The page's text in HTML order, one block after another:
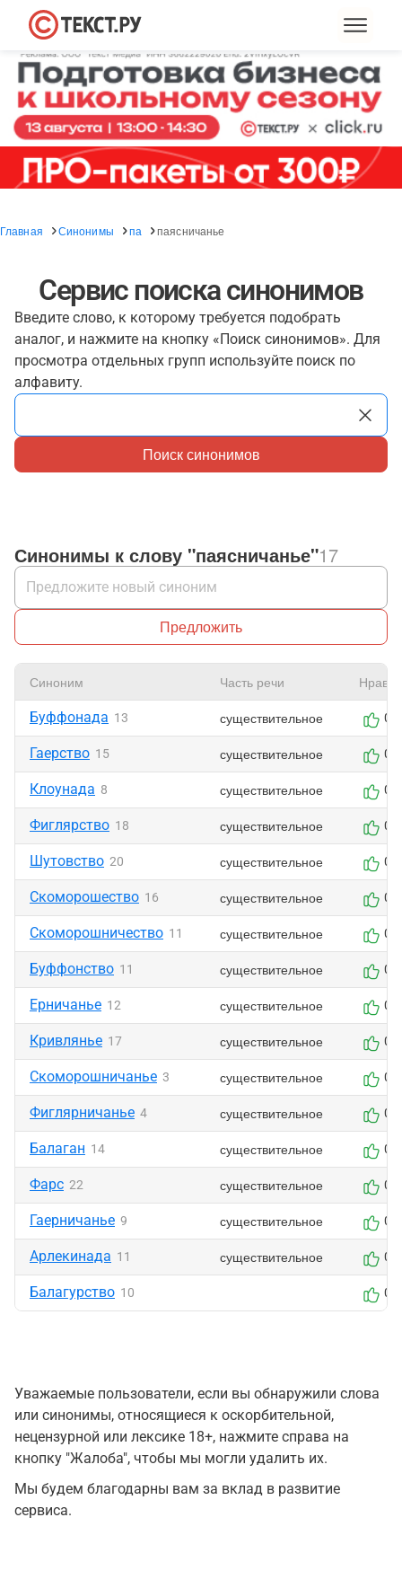
Главная Синонимы па паясничанье
Сервис поиска синонимов
Введите слово, к которому требуется подобрать
аналог, и нажмите на кнопку «Поиск синонимов». Для
просмотра отдельных групп используйте поиск по
алфавиту.
Поиск синонимов
Синонимы к слову "паясничанье"17
Предложить
Синоним Часть речи
Буффонада 13 существительное 0
Гаерство 15 существительное 0
Клоунада 8 существительное 0
Фиглярство 18 существительное 0
Шутовство 20 существительное 0
Скоморошество 16 существительное 0
Скоморошничество 11 существительное 0
Буффонство 11 существительное 0
Ерничанье 12 существительное 0
Кривлянье 17 существительное 0
Скоморошничанье 3 существительное 0
Фиглярничанье 4 существительное 0
Балаган 14 существительное 0
Фарс 22 существительное 0
Гаерничанье 9 существительное 0
Арлекинада 11 существительное 0
Балагурство 10 0
Уважаемые пользователи, если вы обнаружили слова
или синонимы, относящиеся к оскорбительной,
нецензурной или лексике 18+, нажмите справа на
кнопку "Жалоба", чтобы мы могли удалить их.
Мы будем благодарны вам за вклад в развитие
сервиса.